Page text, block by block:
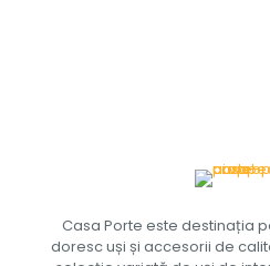
Casa Porte este destinația
doresc uși și accesorii de